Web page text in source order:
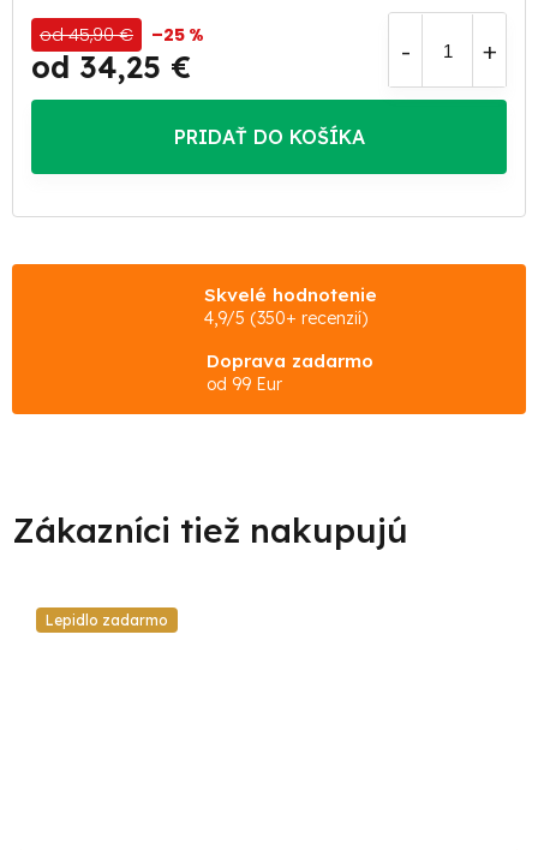
od 45,90 € –25 %
od 34,25 €
Jednotková
PRIDAŤ DO KOŠÍKA
Skvelé hodnotenie
4,9/5 (350+ recenzií)
Doprava zadarmo
od 99 Eur
Lepidlo zadarmo